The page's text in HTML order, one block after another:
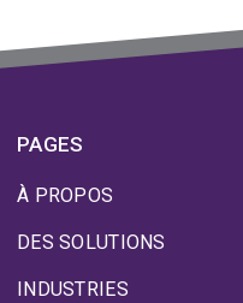
PAGES
À PROPOS
DES SOLUTIONS
INDUSTRIES